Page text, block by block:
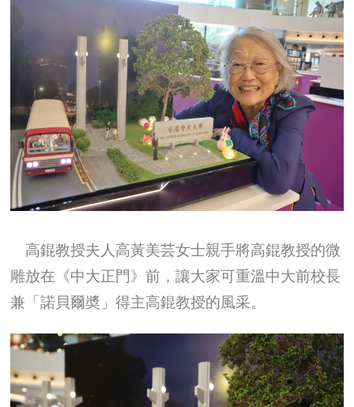
高錕教授夫人高黃美芸女士親手將高錕教授的微
雕放在《中大正門》前，讓大家可重溫中大前校長
兼「諾貝爾奬」得主高錕教授的風采。